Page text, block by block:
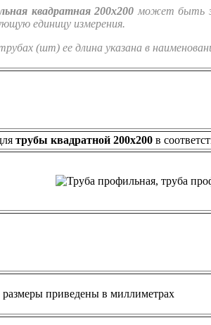
квадратная 200х200 может быть
единицу измерения.
(шт) ее длина указана в
трубы квадратной 200х200 в
размеры приведены в миллиметрах